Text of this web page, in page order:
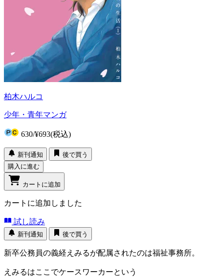
柏木ハルコ
少年・青年マンガ
630/¥693(税込)
新刊通知
後で買う
購入に進む
カートに追加
カートに追加しました
試し読み
新刊通知 後で買う
新卒公務員の義経えみるが配属されたのは福祉事務所。
えみるはここでケースワーカーという